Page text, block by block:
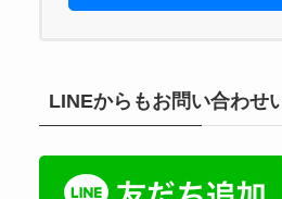
LINEからもお問い合わせ